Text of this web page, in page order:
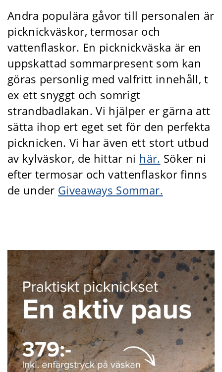
Andra populära gåvor till personalen är
picknickväskor, termosar och
vattenflaskor. En picknickväska är en
uppskattad sommarpresent som kan
göras personlig med valfritt innehåll, t
ex ett snyggt och somrigt
strandbadlakan. Vi hjälper er gärna att
sätta ihop ert eget set för den perfekta
picknicken. Vi har även ett stort utbud
av kylväskor, de hittar ni här. Söker ni
efter termosar och vattenflaskor finns
de under Giveaways Sommar.